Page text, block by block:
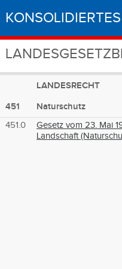
LANDESRECHT
451
Naturschutz
451.0
Gesetz vom 23. Mai
Landschaft